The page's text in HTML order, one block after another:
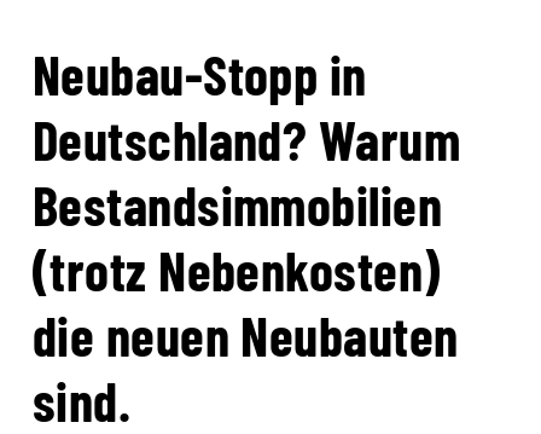
Neubau-Stopp in
Deutschland? Warum
Bestandsimmobilien
(trotz Nebenkosten)
die neuen Neubauten
sind.